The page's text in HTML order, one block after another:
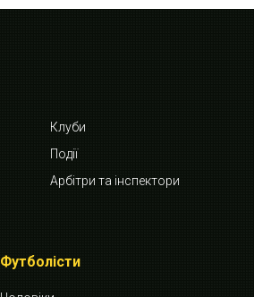
Клуби
Події
Арбітри та інспектори
Футболісти